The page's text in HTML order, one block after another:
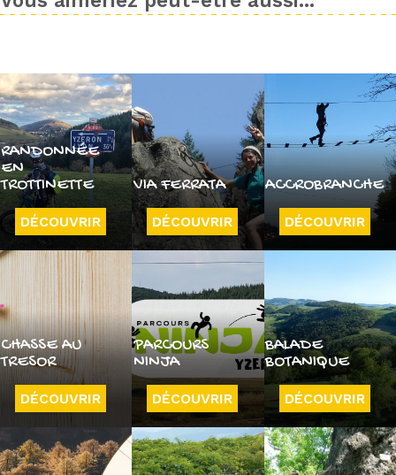
RANDONNÉE
EN
TROTTINETTE
DÉCOUVRIR
VIA FERRATA
DÉCOUVRIR
ACCROBRANCHE
DÉCOUVRIR
CHASSE AU
TRESOR
DÉCOUVRIR
PARCOURS
NINJA
DÉCOUVRIR
BALADE
BOTANIQUE
DÉCOUVRIR